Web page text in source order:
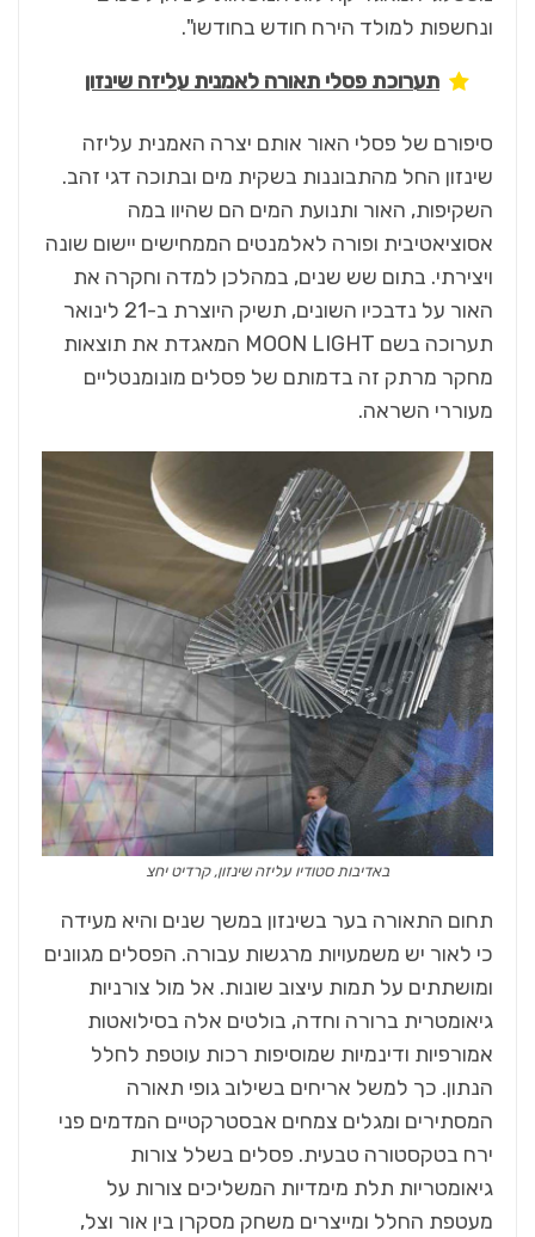
ונחשפות למולד הירח חודש בחודשו".
תערוכת פסלי תאורה לאמנית עליזה שינזון
סיפורם של פסלי האור אותם יצרה האמנית עליזה
שינזון החל מהתבוננות בשקית מים ובתוכה דגי זהב.
השקיפות, האור ותנועת המים הם שהיוו במה
אסוציאטיבית ופורה לאלמנטים הממחישים יישום שונה
ויצירתי. בתום שש שנים, במהלכן למדה וחקרה את
האור על נדבכיו השונים, תשיק היוצרת ב-21 לינואר
תערוכה בשם MOON LIGHT המאגדת את תוצאות
מחקר מרתק זה בדמותם של פסלים מונומנטליים
מעוררי השראה.
באדיבות סטודיו עליזה שינזון, קרדיט יחצ
תחום התאורה בער בשינזון במשך שנים והיא מעידה
כי לאור יש משמעויות מרגשות עבורה. הפסלים מגוונים
ומושתתים על תמות עיצוב שונות. אל מול צורניות
גיאומטרית ברורה וחדה, בולטים אלה בסילואטות
אמורפיות ודינמיות שמוסיפות רכות עוטפת לחלל
הנתון. כך למשל אריחים בשילוב גופי תאורה
המסתירים ומגלים צמחים אבסטרקטיים המדמים פני
ירח בטקסטורה טבעית. פסלים בשלל צורות
גיאומטריות תלת מימדיות המשליכים צורות על
מעטפת החלל ומייצרים משחק מסקרן בין אור וצל,